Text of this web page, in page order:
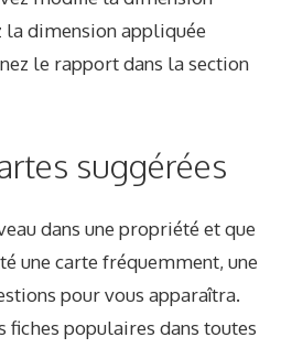
dimension appliquée
le rapport dans la section
suggérées
dans une propriété et que
une carte fréquemment, une
pour vous apparaîtra.
fiches populaires dans toutes